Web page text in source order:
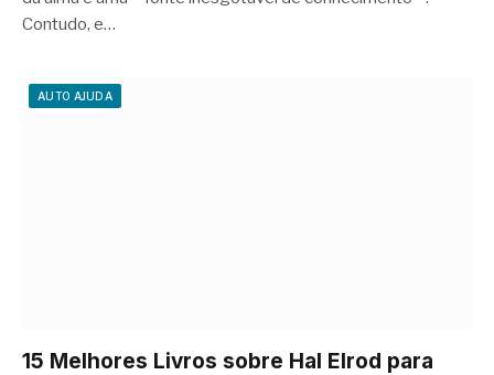
Contudo, e…
AUTO AJUDA
15 Melhores Livros sobre Hal Elrod para